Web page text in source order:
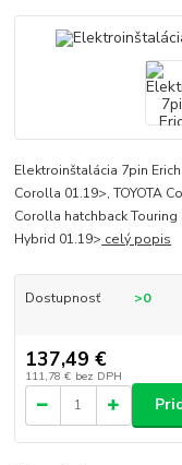
Elektroinštalácia 7pin
Corolla 01.19>, TOYOTA
Corolla hatchback Touring
Hybrid 01.19> celý popis
Dostupnosť >0
137,49 €
111,78 € bez DPH